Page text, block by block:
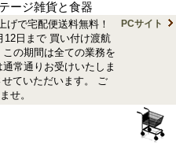
ージ雑貨と食器
で宅配便送料無料！
12日まで 買い付け渡航
の期間は全ての業務を
常通りお受けいたしま
ていただいます。 ご
せ。
PCサイト